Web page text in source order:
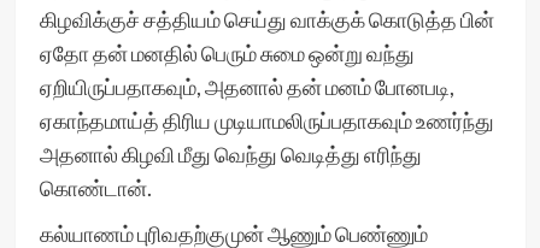
கிழவிக்குச் சத்தியம் செய்து வாக்குக் கொடுத்த பின்
ஏதோ தன் மனதில் பெரும் சுமை ஒன்று வந்து
ஏறியிருப்பதாகவும், அதனால் தன் மனம் போனபடி,
ஏகாந்தமாய்த் திரிய முடியாமலிருப்பதாகவும் உணர்ந்து
அதனால் கிழவி மீது வெந்து வெடித்து எரிந்து
கொண்டான்.
கல்யாணம் புரிவதற்குமுன் ஆணும் பெண்ணும்